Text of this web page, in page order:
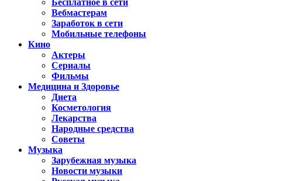
Бесплатное в сети
Вебмастерам
Заработок в сети
Мобильные телефоны
Кино
Актеры
Сериалы
Фильмы
Медицина и Здоровье
Диета
Косметология
Лекарства
Народные средства
Советы
Музыка
Зарубежная музыка
Новости музыки